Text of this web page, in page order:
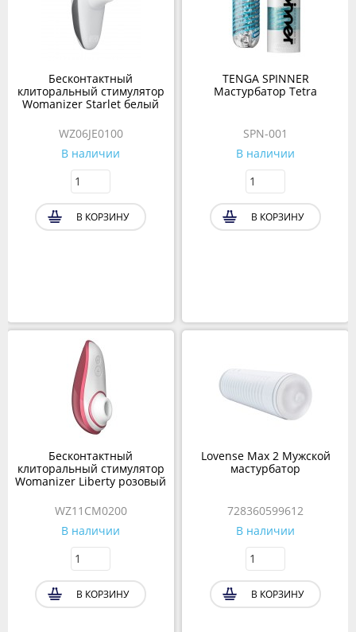
Бесконтактный
клиторальный стимулятор
Womanizer Starlet белый
WZ06JE0100
В наличии
В КОРЗИНУ
Бесконтактный
клиторальный стимулятор
Womanizer Liberty розовый
WZ11CM0200
В наличии
В КОРЗИНУ
TENGA SPINNER
Мастурбатор Tetra
SPN-001
В наличии
В КОРЗИНУ
Lovense Max 2 Мужской
мастурбатор
728360599612
В наличии
В КОРЗИНУ